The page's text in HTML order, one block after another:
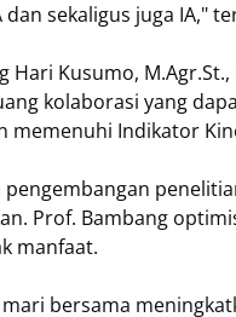
sekaligus juga IA,"
Hari Kusumo,
kolaborasi yang
memenuhi Indikator
Prof. Bambang
manfaat.
bersama